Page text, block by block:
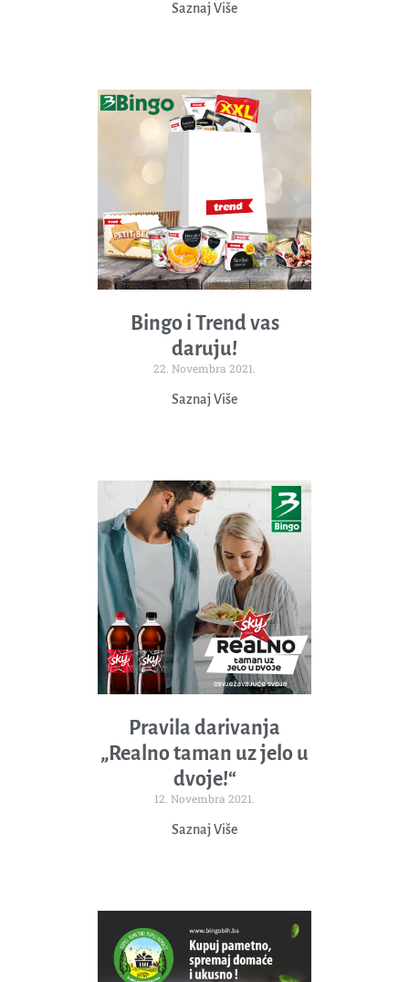
Saznaj Više
Bingo i Trend vas
daruju!
22. Novembra 2021.
Saznaj Više
Pravila darivanja
„Realno taman uz jelo u
dvoje!“
12. Novembra 2021.
Saznaj Više